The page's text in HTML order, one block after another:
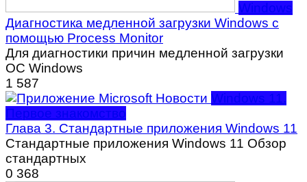
Windows
Диагностика медленной загрузки Windows с
помощью Process Monitor
Для диагностики причин медленной загрузки
ОС Windows
1 587
Windows 11.
Первое знакомство
Глава 3. Стандартные приложения Windows 11
Стандартные приложения Windows 11 Обзор
стандартных
0 368